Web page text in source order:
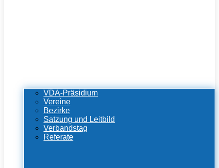
VDA-Präsidium
Vereine
Bezirke
Satzung und Leitbild
Verbandstag
Referate